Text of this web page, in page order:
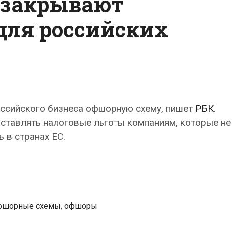
российских
бизнеса офшорную схему, пишет РБК.
налоговые льготы компаниям, которые не
в странах ЕС.
схемы, офшоры